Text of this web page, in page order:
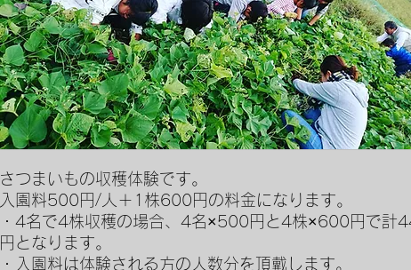
さつまいもの収穫体験です。
入園料500円/人＋1株600円の料金になります。
・4名で4株収穫の場合、4名×500円と4株×600円で計
円となります。
・入園料は体験される方の人数分を頂戴します。